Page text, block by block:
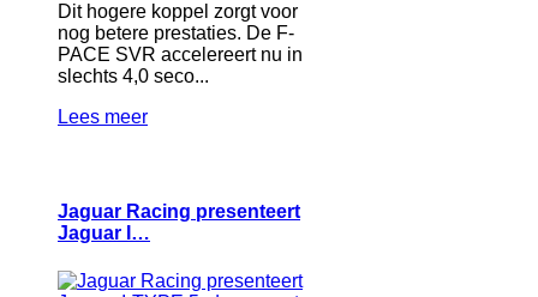
Dit hogere koppel zorgt voor
nog betere prestaties. De F-
PACE SVR accelereert nu in
slechts 4,0 seco...
Lees meer
Jaguar Racing presenteert
Jaguar I…